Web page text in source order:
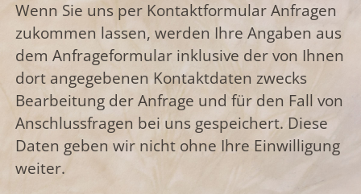
Wenn Sie uns per Kontaktformular Anfragen
zukommen lassen, werden Ihre Angaben aus
dem Anfrageformular inklusive der von Ihnen
dort angegebenen Kontaktdaten zwecks
Bearbeitung der Anfrage und für den Fall von
Anschlussfragen bei uns gespeichert. Diese
Daten geben wir nicht ohne Ihre Einwilligung
weiter.